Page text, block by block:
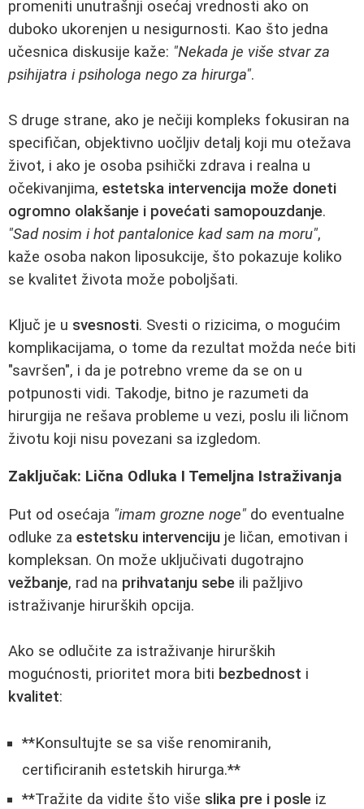
promeniti unutrašnji osećaj vrednosti ako on
duboko ukorenjen u nesigurnosti. Kao što jedna
učesnica diskusije kaže: "Nekada je više stvar za
psihijatra i psihologa nego za hirurga".
S druge strane, ako je nečiji kompleks fokusiran na
specifičan, objektivno uočljiv detalj koji mu otežava
život, i ako je osoba psihički zdrava i realna u
očekivanjima, estetska intervencija može doneti
ogromno olakšanje i povećati samopouzdanje.
"Sad nosim i hot pantalonice kad sam na moru",
kaže osoba nakon liposukcije, što pokazuje koliko
se kvalitet života može poboljšati.
Ključ je u svesnosti. Svesti o rizicima, o mogućim
komplikacijama, o tome da rezultat možda neće biti
"savršen", i da je potrebno vreme da se on u
potpunosti vidi. Takodje, bitno je razumeti da
hirurgija ne rešava probleme u vezi, poslu ili ličnom
životu koji nisu povezani sa izgledom.
Zaključak: Lična Odluka I Temeljna Istraživanja
Put od osećaja "imam grozne noge" do eventualne
odluke za estetsku intervenciju je ličan, emotivan i
kompleksan. On može uključivati dugotrajno
vežbanje, rad na prihvatanju sebe ili pažljivo
istraživanje hirurških opcija.
Ako se odlučite za istraživanje hirurških
mogućnosti, prioritet mora biti bezbednost i
kvalitet:
**Konsultujte se sa više renomiranih,
certificiranih estetskih hirurga.**
**Tražite da vidite što više slika pre i posle iz